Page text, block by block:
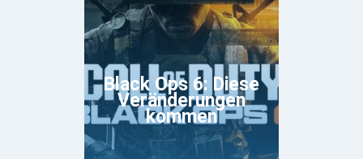
Black Ops 6: Diese
Veränderungen
kommen